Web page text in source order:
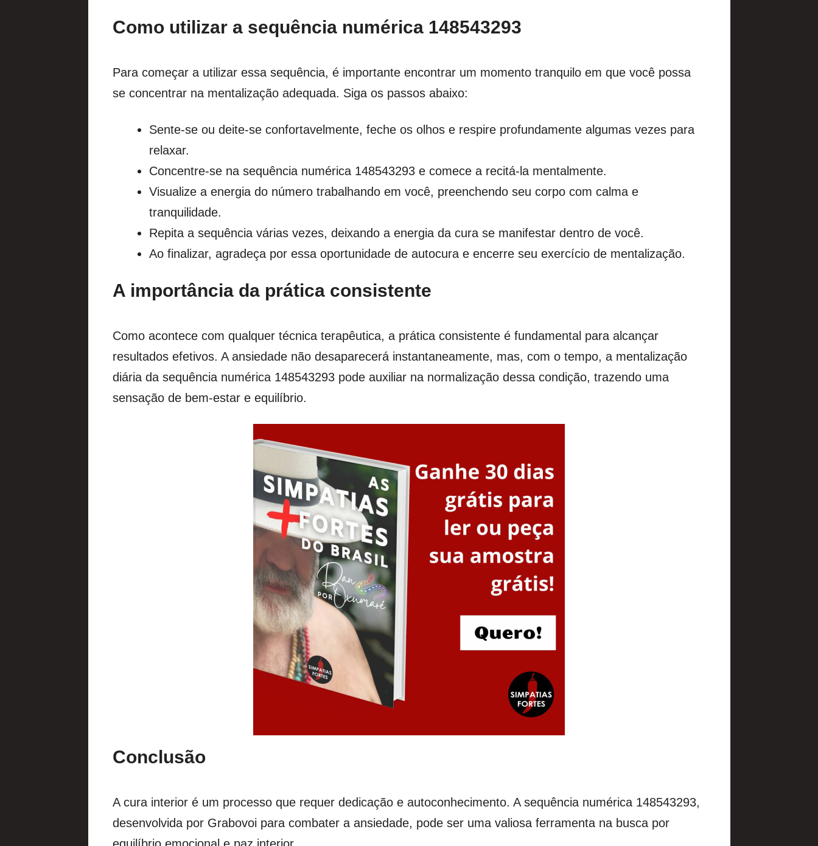
Como utilizar a sequência numérica 148543293
Para começar a utilizar essa sequência, é importante encontrar um momento tranquilo em que você possa
se concentrar na mentalização adequada. Siga os passos abaixo:
Sente-se ou deite-se confortavelmente, feche os olhos e respire profundamente algumas vezes para
relaxar.
Concentre-se na sequência numérica 148543293 e comece a recitá-la mentalmente.
Visualize a energia do número trabalhando em você, preenchendo seu corpo com calma e
tranquilidade.
Repita a sequência várias vezes, deixando a energia da cura se manifestar dentro de você.
Ao finalizar, agradeça por essa oportunidade de autocura e encerre seu exercício de mentalização.
A importância da prática consistente
Como acontece com qualquer técnica terapêutica, a prática consistente é fundamental para alcançar
resultados efetivos. A ansiedade não desaparecerá instantaneamente, mas, com o tempo, a mentalização
diária da sequência numérica 148543293 pode auxiliar na normalização dessa condição, trazendo uma
sensação de bem-estar e equilíbrio.
Conclusão
A cura interior é um processo que requer dedicação e autoconhecimento. A sequência numérica 148543293,
desenvolvida por Grabovoi para combater a ansiedade, pode ser uma valiosa ferramenta na busca por